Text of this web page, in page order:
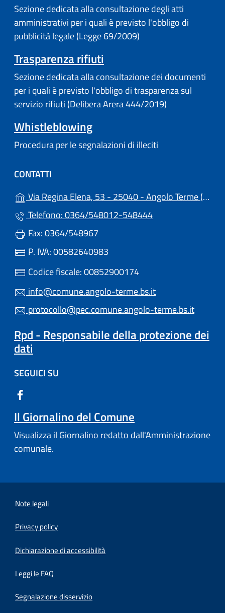
Sezione dedicata alla consultazione degli atti
amministrativi per i quali è previsto l'obbligo di
pubblicità legale (Legge 69/2009)
Trasparenza rifiuti
Sezione dedicata alla consultazione dei documenti
per i quali è previsto l'obbligo di trasparenza sul
servizio rifiuti (Delibera Arera 444/2019)
Whistleblowing
Procedura per le segnalazioni di illeciti
CONTATTI
Via Regina Elena, 53 - 25040 - Angolo Terme (BS)
Telefono: 0364/548012-548444
Fax: 0364/548967
P. IVA: 00582640983
Codice fiscale: 00852900174
info@comune.angolo-terme.bs.it
protocollo@pec.comune.angolo-terme.bs.it
Rpd - Responsabile della protezione dei
dati
SEGUICI SU
Il Giornalino del Comune
Visualizza il Giornalino redatto dall'Amministrazione
comunale.
Note legali
Privacy policy
Dichiarazione di accessibilità
Leggi le FAQ
Segnalazione disservizio